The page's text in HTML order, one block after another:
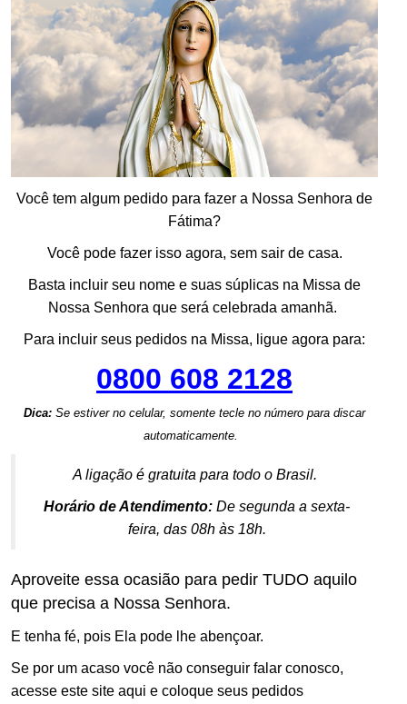
Você tem algum pedido para fazer a Nossa Senhora de
Fátima?
Você pode fazer isso agora, sem sair de casa.
Basta incluir seu nome e suas súplicas na Missa de
Nossa Senhora que será celebrada amanhã.
Para incluir seus pedidos na Missa, ligue agora para:
0800 608 2128
Dica: Se estiver no celular, somente tecle no número para discar
automaticamente.
A ligação é gratuita para todo o Brasil.
Horário de Atendimento: De segunda a sexta-
feira, das 08h às 18h.
Aproveite essa ocasião para pedir TUDO aquilo
que precisa a Nossa Senhora.
E tenha fé, pois Ela pode lhe abençoar.
Se por um acaso você não conseguir falar conosco,
acesse este site aqui e coloque seus pedidos